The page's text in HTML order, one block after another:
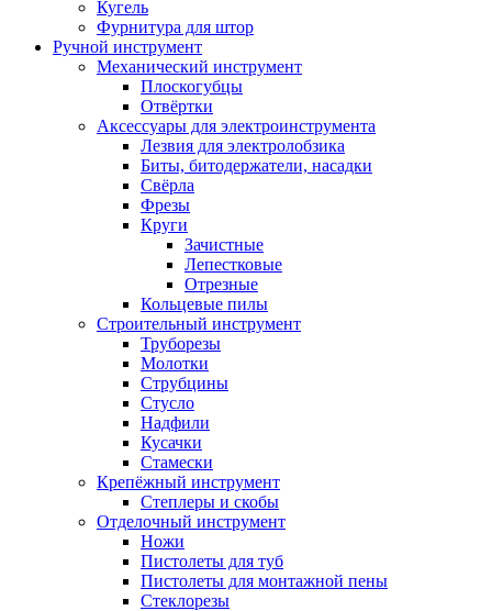
Кугель
Фурнитура для штор
Ручной инструмент
Механический инструмент
Плоскогубцы
Отвёртки
Аксессуары для электроинструмента
Лезвия для электролобзика
Биты, битодержатели, насадки
Свёрла
Фрезы
Круги
Зачистные
Лепестковые
Отрезные
Кольцевые пилы
Строительный инструмент
Труборезы
Молотки
Струбцины
Стусло
Надфили
Кусачки
Стамески
Крепёжный инструмент
Степлеры и скобы
Отделочный инструмент
Ножи
Пистолеты для туб
Пистолеты для монтажной пены
Стеклорезы